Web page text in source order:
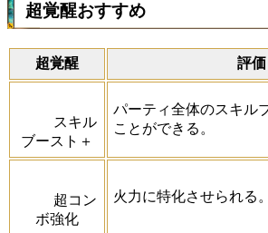
超覚醒おすすめ
超覚醒 評価
スキル
ブースト＋
パーティ全体のスキル
ことができる。
超コン
ボ強化
火力に特化させられる。